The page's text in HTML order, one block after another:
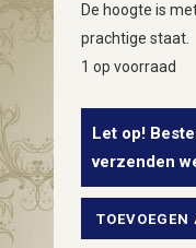
De hoogte is
prachtige staat.
1 op voorraad
Let op!
verzenden
Poppenspul
TOEVOEGEN